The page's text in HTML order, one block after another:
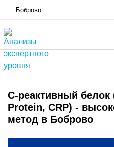
Боброво
C-реактивный
Protein, CRP) -
метод в Боброво